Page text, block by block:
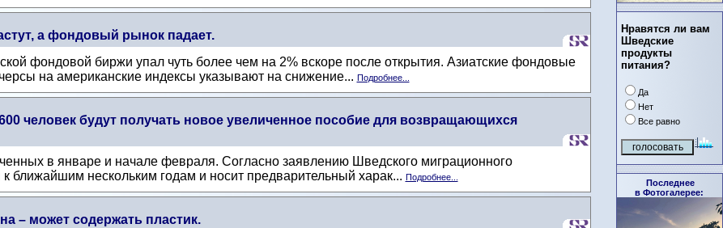
Нравятся ли вам
Шведские
продукты
питания?
Да
Нет
Все равно
Последнее
в Фотогалерее:
а фондовый рынок падает.
фондовой биржи упал чуть более чем на 2% вскоре после открытия. Азиатские фондовые
на американские индексы указывают на снижение... Подробнее...
человек будут получать новое увеличенное пособие для возвращающихся
в январе и начале февраля. Согласно заявлению Шведского миграционного
к ближайшим нескольким годам и носит предварительный харак... Подробнее...
– может содержать пластик.